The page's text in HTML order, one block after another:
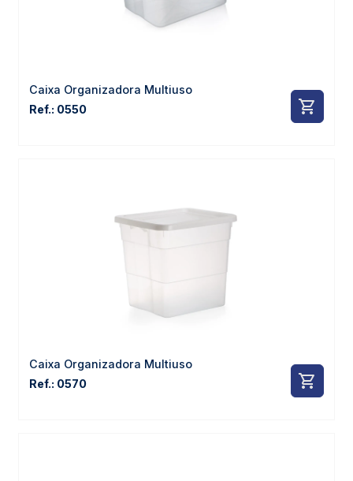
Caixa Organizadora Multiuso
Ref.: 0550
Caixa Organizadora Multiuso
Ref.: 0570